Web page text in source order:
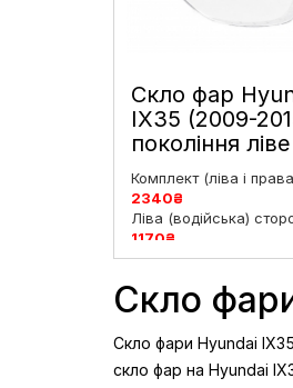
Скло фар
IX35 (2009-
покоління ліве
праве
Комплект (ліва і
2340₴
Ліва (водійська)
1170₴
Права (пасажирська)
Скло
Скло фари Hyundai
скло фар на Hyundai